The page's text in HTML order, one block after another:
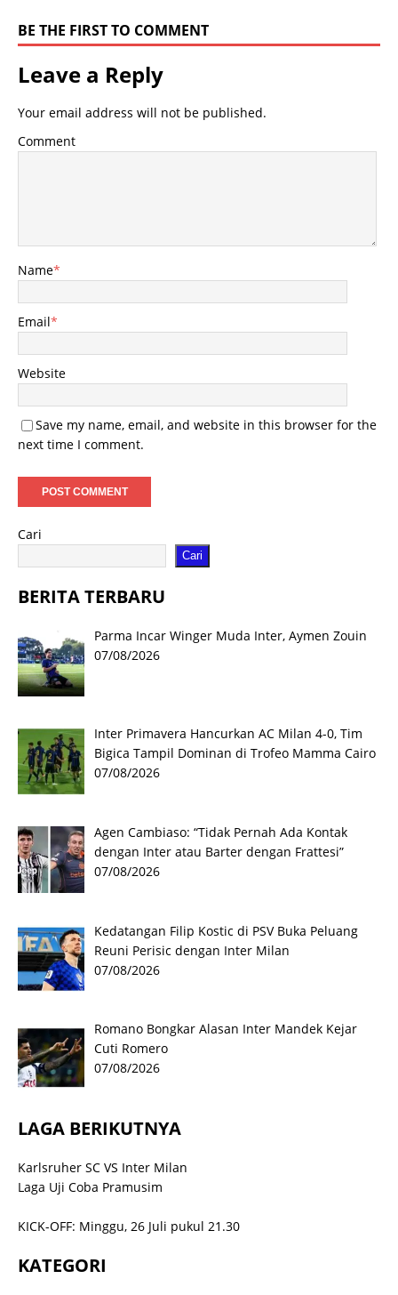
BE THE FIRST TO COMMENT
Leave a Reply
Your email address will not be published.
Comment
Name*
Email*
Website
Save my name, email, and website in this browser for the
next time I comment.
Cari
Cari
BERITA TERBARU
Parma Incar Winger Muda Inter, Aymen Zouin
07/08/2026
Inter Primavera Hancurkan AC Milan 4-0, Tim
Bigica Tampil Dominan di Trofeo Mamma Cairo
07/08/2026
Agen Cambiaso: “Tidak Pernah Ada Kontak
dengan Inter atau Barter dengan Frattesi”
07/08/2026
Kedatangan Filip Kostic di PSV Buka Peluang
Reuni Perisic dengan Inter Milan
07/08/2026
Romano Bongkar Alasan Inter Mandek Kejar
Cuti Romero
07/08/2026
LAGA BERIKUTNYA
Karlsruher SC VS Inter Milan
Laga Uji Coba Pramusim
KICK-OFF: Minggu, 26 Juli pukul 21.30
KATEGORI